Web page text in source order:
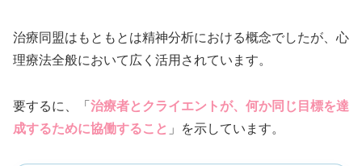
治療同盟はもともとは精神分析における概念でしたが、心
理療法全般において広く活用されています。
要するに、「 治療者とクライエントが、何か同じ目標を達
成するために協働すること 」を示しています。